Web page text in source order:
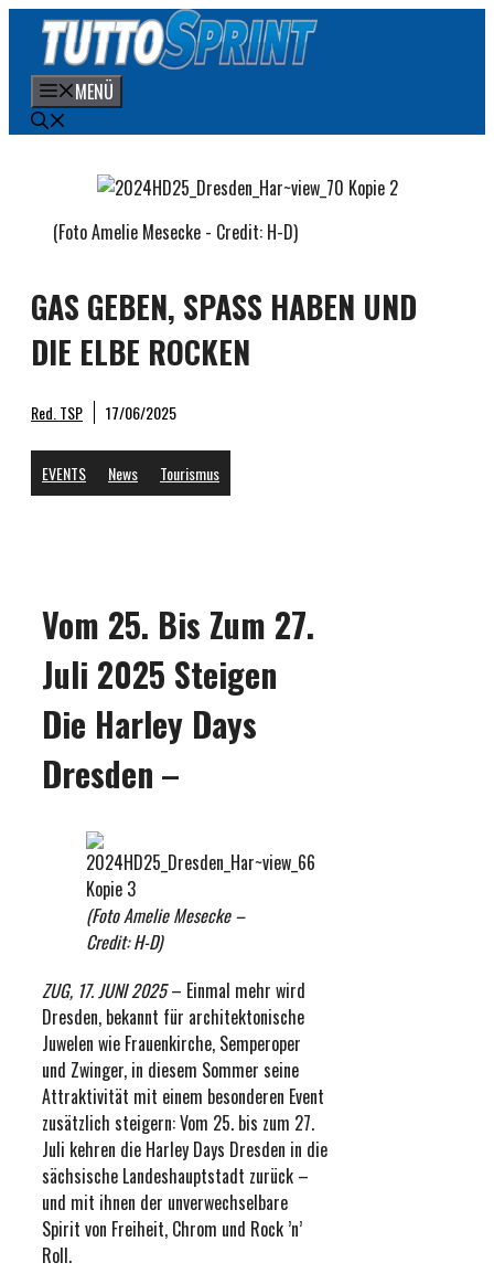
Inhalt
springen
MENÜ
GAS GEBEN, SPASS HABEN UND
DIE ELBE ROCKEN
Red. TSP 17/06/2025
EVENTS News Tourismus
(Foto Amelie Mesecke - Credit: H-D)
Vom 25. Bis Zum 27.
Juli 2025 Steigen
Die Harley Days
Dresden –
(Foto Amelie Mesecke –
Credit: H-D)
ZUG, 17. JUNI 2025– Einmal mehr wird
Dresden, bekannt für architektonische
Juwelen wie Frauenkirche, Semperoper
und Zwinger, in diesem Sommer seine
Attraktivität mit einem besonderen Event
zusätzlich steigern: Vom 25. bis zum 27.
Juli kehren die Harley Days Dresden in die
sächsische Landeshauptstadt zurück –
und mit ihnen der unverwechselbare
Spirit von Freiheit, Chrom und Rock ’n’
Roll.